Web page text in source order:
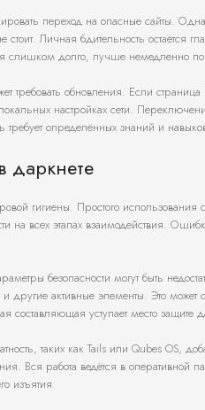
переход на опасные сайты.
Личная бдительность остаётся
слишком долго, лучше немедленно
требовать обновления. Если
настройках сети.
требует определённых знаний и
даркнете
гигиены. Простого
на всех этапах взаимодействия.
безопасности могут быть
другие активные элементы. Это
составляющая уступает место защите
таких как Tails или Qubes OS,
Вся работа ведётся в оперативной
изъятия.